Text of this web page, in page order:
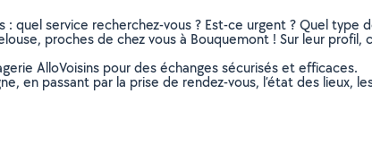
quel service recherchez-vous ? Est-ce urgent ? Quel
proches de chez vous à Bouquemont ! Sur leur
AlloVoisins pour des échanges sécurisés et efficaces.
en passant par la prise de rendez-vous, l’état des lieux,